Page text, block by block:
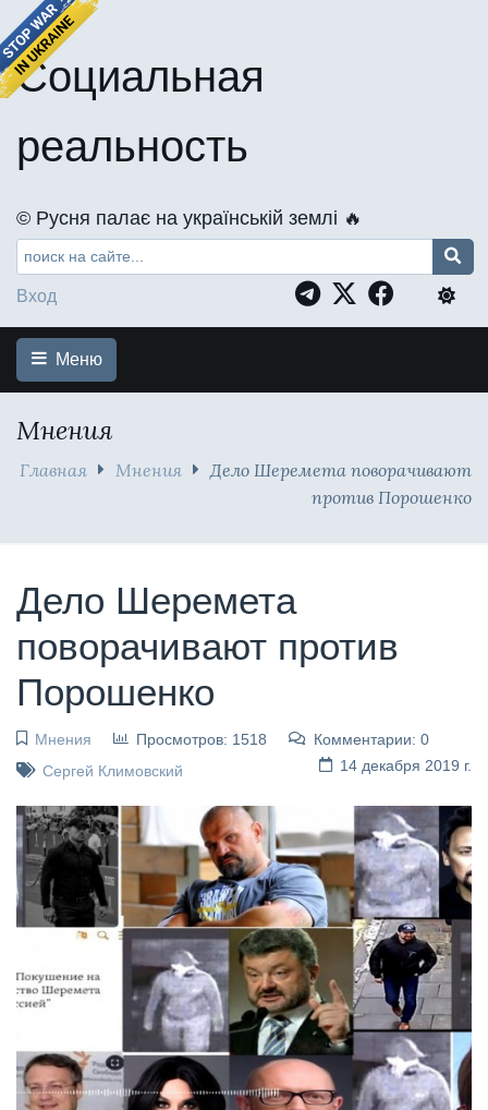
Социальная
реальность
©️ Русня палає на українській землі 🔥
Вход
Меню
Мнения
Главная Мнения
Дело Шеремета поворачивают
против Порошенко
Дело Шеремета
поворачивают против
Порошенко
Мнения Просмотров: 1518
Комментарии: 0
14 декабря 2019 г.
Сергей Климовский